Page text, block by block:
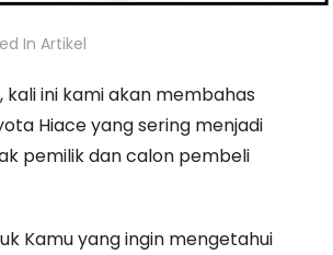
InArtikel
ini kami akan membahas
Hiace yang sering menjadi
pemilik dan calon pembeli
Kamu yang ingin mengetahui